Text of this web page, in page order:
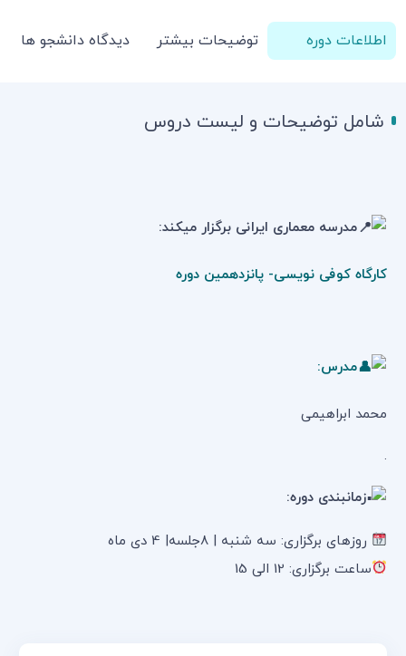
اطلاعات دوره توضیحات بیشتر دیدگاه دانشجو ها
شامل توضیحات و لیست دروس
مدرسه معماری ایرانی برگزار میکند:
کارگاه کوفی نویسی- پانزدهمین دوره
مدرس:
محمد ابراهیمی
.
زمانبندی دوره:
روزهای برگزاری: سه شنبه | ۸جلسه| 4 دی ماه
ساعت برگزاری: 12 الی 15